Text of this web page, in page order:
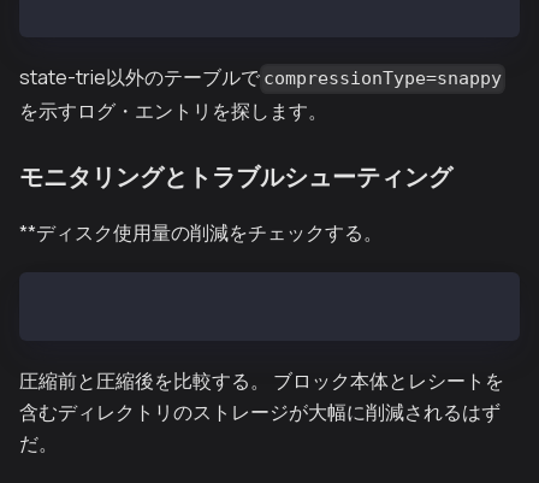
state-trie以外のテーブルで compressionType=snappy
を示すログ・エントリを探します。
モニタリングとトラブルシューティング
**ディスク使用量の削減をチェックする。
圧縮前と圧縮後を比較する。 ブロック本体とレシートを
含むディレクトリのストレージが大幅に削減されるはず
だ。